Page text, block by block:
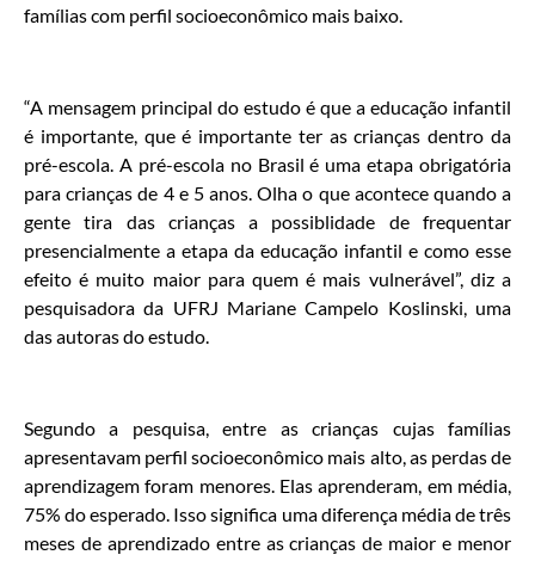
famílias com perfil socioeconômico mais baixo.
“A mensagem principal do estudo é que a educação infantil
é importante, que é importante ter as crianças dentro da
pré-escola. A pré-escola no Brasil é uma etapa obrigatória
para crianças de 4 e 5 anos. Olha o que acontece quando a
gente tira das crianças a possiblidade de frequentar
presencialmente a etapa da educação infantil e como esse
efeito é muito maior para quem é mais vulnerável”, diz a
pesquisadora da UFRJ Mariane Campelo Koslinski, uma
das autoras do estudo.
Segundo a pesquisa, entre as crianças cujas famílias
apresentavam perfil socioeconômico mais alto, as perdas de
aprendizagem foram menores. Elas aprenderam, em média,
75% do esperado. Isso significa uma diferença média de três
meses de aprendizado entre as crianças de maior e menor